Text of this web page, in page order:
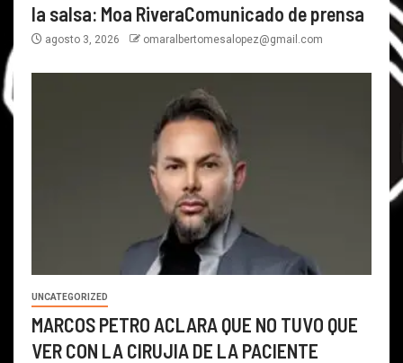
la salsa: Moa RiveraComunicado de prensa
agosto 3, 2026 omaralbertomesalopez@gmail.com
UNCATEGORIZED
MARCOS PETRO ACLARA QUE NO TUVO QUE
VER CON LA CIRUJIA DE LA PACIENTE